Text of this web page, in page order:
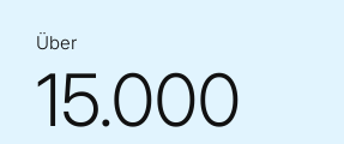
Über
15.000